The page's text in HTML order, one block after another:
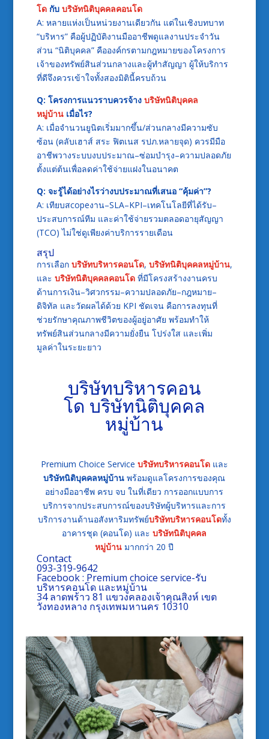
โดกับ บริษัทนิติบุคคลคอนโด
A: หลายแห่งเป็นหน่วยงานเดียวกัน แต่ในเชิงบทบาท
“บริหาร” คือผู้ปฏิบัติงานมืออาชีพดูแลงานประจำวัน
ส่วน “นิติบุคคล” คือองค์กรตามกฎหมายของโครงการ
เจ้าของทรัพย์สินส่วนกลางและผู้ทำสัญญา ผู้ให้บริการ
ที่ดีจึงควรเข้าใจทั้งสองมิตินี้ครบถ้วน
Q: โครงการแนวราบควรจ้าง บริษัทนิติบุคคล
หมู่บ้านเมื่อไร?
A: เมื่อจำนวนยูนิตเริ่มมากขึ้น/ส่วนกลางมีความซับ
ซ้อน (คลับเฮาส์ สระ ฟิตเนส รปภ.หลายจุด) ควรมีมือ
อาชีพวางระบบงบประมาณ–ซ่อมบำรุง–ความปลอดภัย
ตั้งแต่ต้นเพื่อลดค่าใช้จ่ายแฝงในอนาคต
Q: จะรู้ได้อย่างไรว่างบประมาณที่เสนอ “คุ้มค่า”?
A: เทียบสcopeงาน–SLA–KPI–เทคโนโลยีที่ได้รับ–
ประสบการณ์ทีม และค่าใช้จ่ายรวมตลอดอายุสัญญา
(TCO) ไม่ใช่ดูเพียงค่าบริการรายเดือน
สรุป
การเลือก บริษัทบริหารคอนโด, บริษัทนิติบุคคลหมู่บ้าน,
และ บริษัทนิติบุคคลคอนโดที่มีโครงสร้างงานครบ
ด้านการเงิน–วิศวกรรม–ความปลอดภัย–กฎหมาย–
ดิจิทัล และวัดผลได้ด้วย KPI ชัดเจน คือการลงทุนที่
ช่วยรักษาคุณภาพชีวิตของผู้อยู่อาศัย พร้อมทำให้
ทรัพย์สินส่วนกลางมีความยั่งยืน โปร่งใส และเพิ่ม
มูลค่าในระยะยาว
บริษัทบริหารคอน
โด บริษัทนิติบุคคล
หมู่บ้าน
Premium Choice Service บริษัทบริหารคอนโดและ
บริษัทนิติบุคคลหมู่บ้าน พร้อมดูแลโครงการของคุณ
อย่างมืออาชีพ ครบ จบ ในที่เดียว การออกแบบการ
บริการจากประสบการณ์ของบริษัทผู้บริหารและการ
บริการงานด้านอสังหาริมทรัพย์บริษัทบริหารคอนโดทั้ง
อาคารชุด (คอนโด) และบริษัทนิติบุคคล
หมู่บ้าน มากกว่า 20 ปี
Contact
093-319-9642
Facebook : Premium choice service-รับ
บริหารคอนโด และหมู่บ้าน
34 ลาดพร้าว 81 แขวงคลองเจ้าคุณสิงห์ เขต
วังทองหลาง กรุงเทพมหานคร 10310